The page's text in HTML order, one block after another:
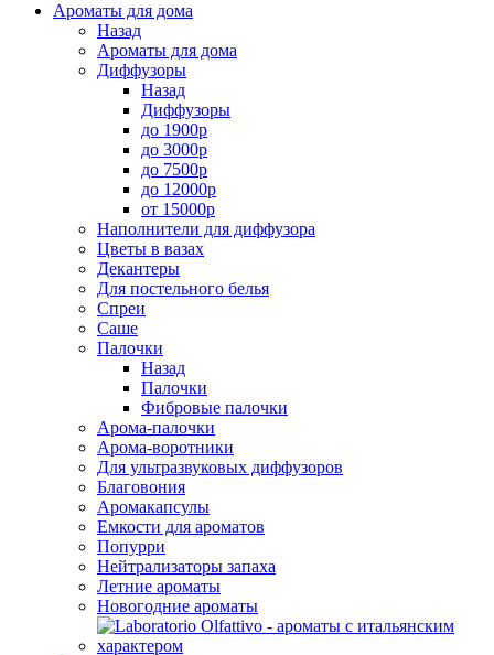
Ароматы для дома
Назад
Ароматы для дома
Диффузоры
Назад
Диффузоры
до 1900р
до 3000р
до 7500р
до 12000р
от 15000р
Наполнители для диффузора
Цветы в вазах
Декантеры
Для постельного белья
Спреи
Саше
Палочки
Назад
Палочки
Фибровые палочки
Арома-палочки
Арома-воротники
Для ультразвуковых диффузоров
Благовония
Аромакапсулы
Емкости для ароматов
Попурри
Нейтрализаторы запаха
Летние ароматы
Новогодние ароматы